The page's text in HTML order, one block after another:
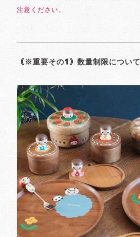
注意ください。
｟※重要その1｠数量制限について